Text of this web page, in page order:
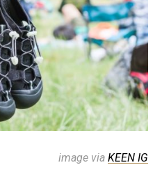
image via KEEN IG